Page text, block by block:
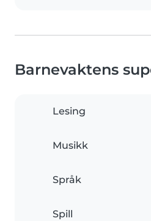
Barnevaktens
Lesing
Musikk
Språk
Spill